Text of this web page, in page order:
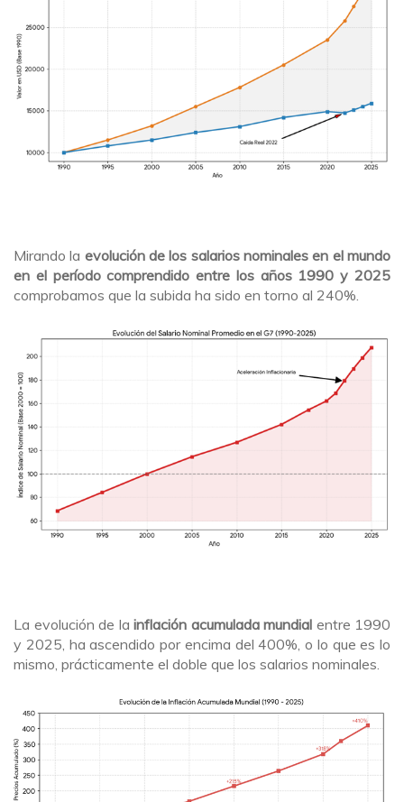
Mirando la evolución de los salarios nominales en el mundo
en el período comprendido entre los años 1990 y 2025
comprobamos que la subida ha sido en torno al 240%.
La evolución de la inflación acumulada mundial entre 1990
y 2025, ha ascendido por encima del 400%, o lo que es lo
mismo, prácticamente el doble que los salarios nominales.